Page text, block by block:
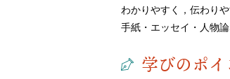
わかりやすく，伝わり
手紙・エッセイ・人物
学びのポイ